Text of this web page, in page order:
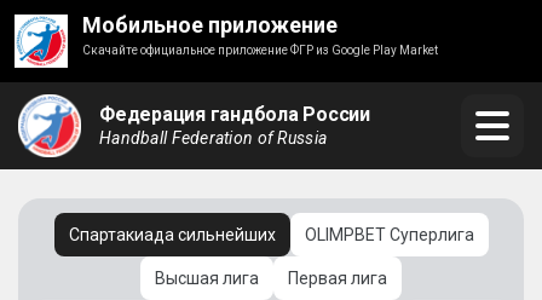
Мобильное приложение
Скачайте официальное приложение ФГР из Google Play Market
Федерация гандбола России
Handball Federation of Russia
Спартакиада сильнейших OLIMPBET Суперлига
Высшая лига Первая лига